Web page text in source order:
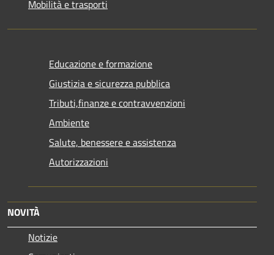
Mobilità e trasporti
Educazione e formazione
Giustizia e sicurezza pubblica
Tributi,finanze e contravvenzioni
Ambiente
Salute, benessere e assistenza
Autorizzazioni
NOVITÀ
Notizie